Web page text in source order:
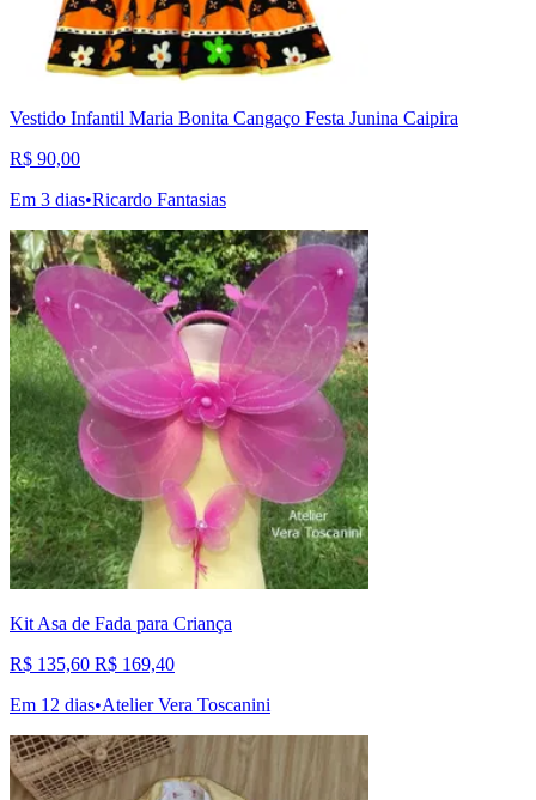
Vestido Infantil Maria Bonita Cangaço Festa Junina Caipira
R$ 90,00
Em 3 dias•Ricardo Fantasias
Kit Asa de Fada para Criança
R$ 135,60 R$ 169,40
Em 12 dias•Atelier Vera Toscanini